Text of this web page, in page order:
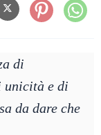
di
unicità e di
da dare che